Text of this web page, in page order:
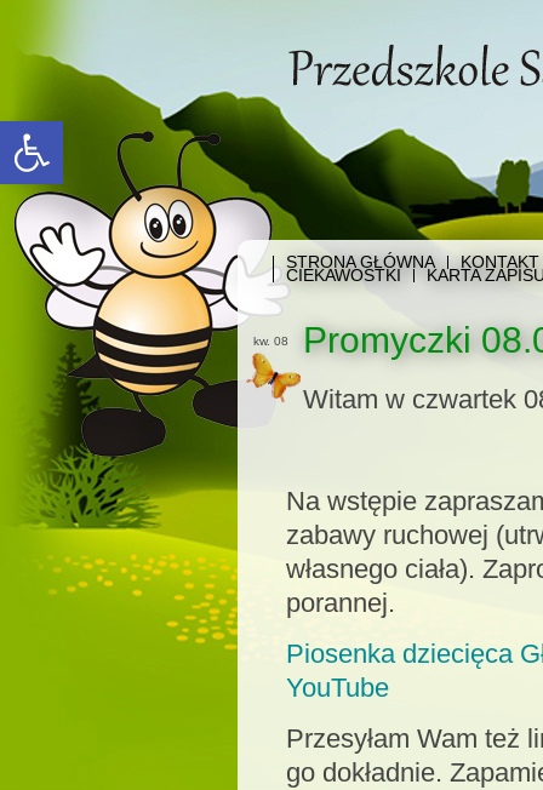
Open toolbar
STRONA GŁÓWNA
CIEKAWOSTKI KARTA
kw. 08 Promyczki
Witam w czwartek
Na wstępie
zabawy ruchowej
własnego ciała).
porannej.
Piosenka dziecięca
YouTube
Przesyłam Wam też
go dokładnie.